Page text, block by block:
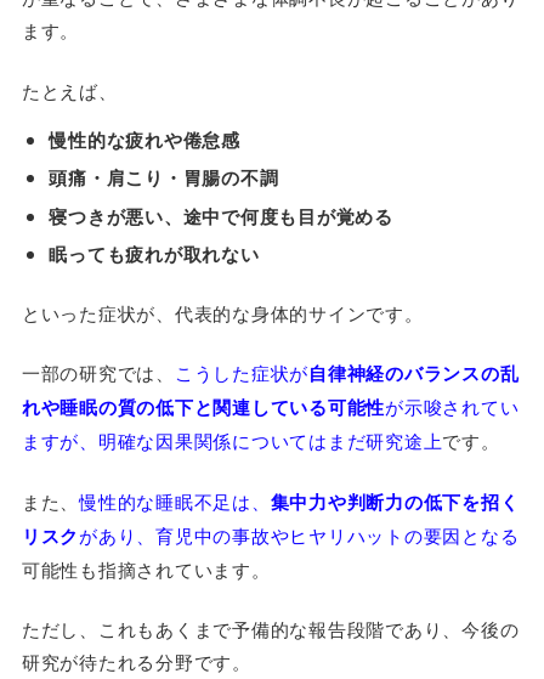
ます。
たとえば、
慢性的な疲れや倦怠感
頭痛・肩こり・胃腸の不調
寝つきが悪い、途中で何度も目が覚める
眠っても疲れが取れない
といった症状が、代表的な身体的サインです。
一部の研究では、 こうした症状が自律神経のバランスの乱
れや睡眠の質の低下と関連している可能性が示唆されてい
ますが、明確な因果関係についてはまだ研究途上です。
また、慢性的な睡眠不足は、 集中力や判断力の低下を招く
リスクがあり、育児中の事故やヒヤリハットの要因となる
可能性も指摘されています。
ただし、これもあくまで予備的な報告段階であり、今後の
研究が待たれる分野です。